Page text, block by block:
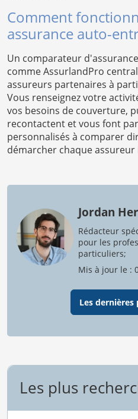
Comment
assurance auto-
Un comparateur
comme AssurlandPro
assureurs partenaires à
Vous renseignez votre
vos besoins de couverture,
recontactent et vous font
personnalisés à comparer
démarcher chaque
Jordan
Rédacteur
pour les
particuliers;
Mis à jour le :
Les
Les plus